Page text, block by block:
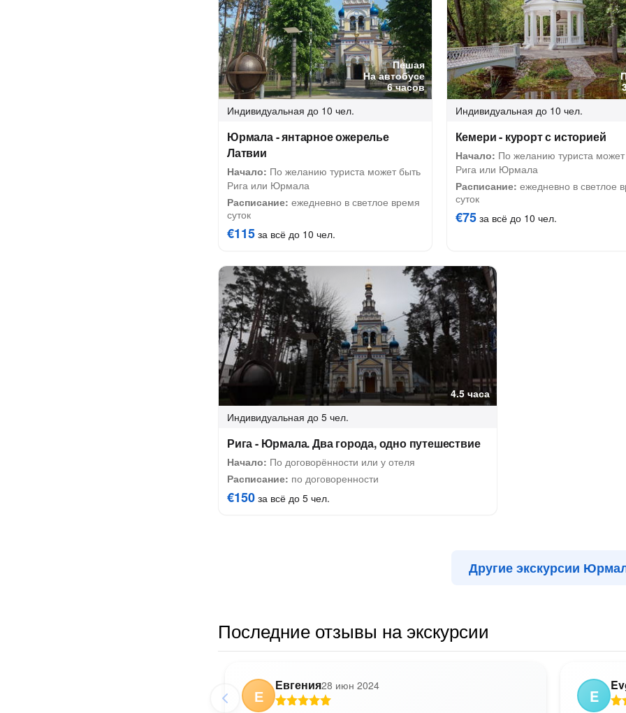
Пешая
На автобусе
6 часов
Индивидуальная до 10 чел.
Юрмала - янтарное ожерелье
Латвии
Начало: По желанию туриста может быть
Рига или Юрмала
Расписание: ежедневно в светлое время
суток
€115 за всё до 10 чел.
Индивидуальная до 10 чел.
Кемери - курорт с историей
Начало: По желанию туриста
Рига или Юрмала
Расписание: ежедневно в светлое
суток
€75за всё до 10 чел.
4.5 часа
Индивидуальная до 5 чел.
Рига - Юрмала. Два города, одно путешествие
Начало: По договорённости или у отеля
Расписание: по договоренности
€150 за всё до 5 чел.
Другие экскурсии
Последние отзывы на экскурсии
Е
Евгения28 июн 2024
E